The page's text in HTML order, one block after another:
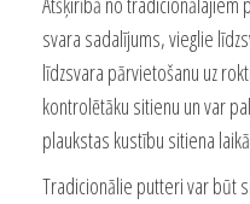
svara sadalījums, vieglie
līdzsvara pārvietošanu uz
kontrolētāku sitienu un var
plaukstas kustību sitiena
Tradicionālie putteri var būt